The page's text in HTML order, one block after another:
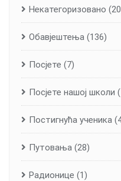
Некатегоризовано
Обавјештења (136)
Посјете (7)
Посјете нашој школи
Постигнућа ученика
Путовања (28)
Радионице (1)